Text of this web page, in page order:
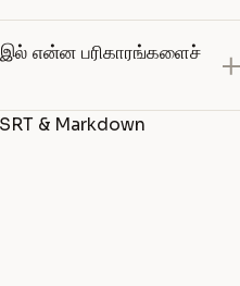
இல் என்ன பரிகாரங்களைச்
& Markdown